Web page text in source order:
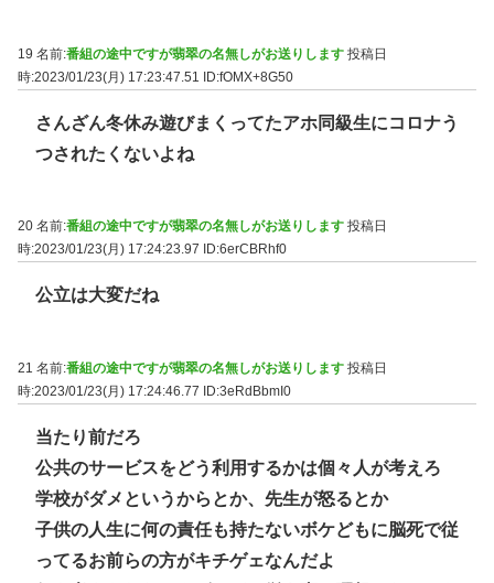
19 名前:番組の途中ですが翡翠の名無しがお送りします 投稿日
時:2023/01/23(月) 17:23:47.51 ID:fOMX+8G50
さんざん冬休み遊びまくってたアホ同級生にコロナう
つされたくないよね
20 名前:番組の途中ですが翡翠の名無しがお送りします 投稿日
時:2023/01/23(月) 17:24:23.97
ID:6erCBRhf0
公立は大変だね
21 名前:番組の途中ですが翡翠の名無しがお送りします 投稿日
時:2023/01/23(月) 17:24:46.77
ID:3eRdBbmI0
当たり前だろ
公共のサービスをどう利用するかは個々人が考えろ
学校がダメというからとか、先生が怒るとか
子供の人生に何の責任も持たないボケどもに脳死で従
ってるお前らの方がキチゲェなんだよ